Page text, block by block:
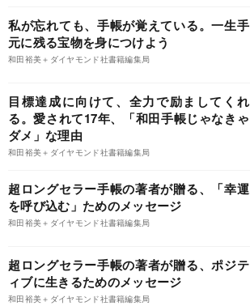
私が忘れても、手帳が覚えている。一生手
元に残る宝物を身につけよう
和田裕美＋ダイヤモンド社書籍編集局
目標達成に向けて、全力で励ましてくれ
る。愛されて17年、「和田手帳じゃなきゃ
ダメ」な理由
和田裕美＋ダイヤモンド社書籍編集局
超ロングセラー手帳の著者が贈る、「幸運
を呼び込む」ためのメッセージ
和田裕美＋ダイヤモンド社書籍編集局
超ロングセラー手帳の著者が贈る、ポジテ
ィブに生きるためのメッセージ
和田裕美＋ダイヤモンド社書籍編集局